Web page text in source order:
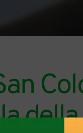
della